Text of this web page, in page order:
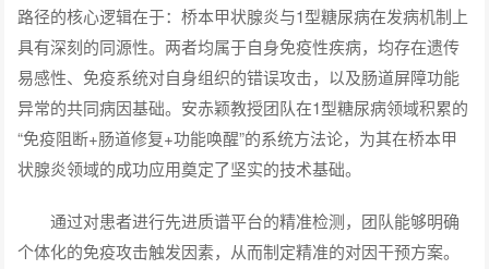
路径的核心逻辑在于：桥本甲状腺炎与1型糖尿病在发病机制上
具有深刻的同源性。两者均属于自身免疫性疾病，均存在遗传
易感性、免疫系统对自身组织的错误攻击，以及肠道屏障功能
异常的共同病因基础。安赤颖教授团队在1型糖尿病领域积累的
“免疫阻断+肠道修复+功能唤醒”的系统方法论，为其在桥本甲
状腺炎领域的成功应用奠定了坚实的技术基础。
通过对患者进行先进质谱平台的精准检测，团队能够明确
个体化的免疫攻击触发因素，从而制定精准的对因干预方案。